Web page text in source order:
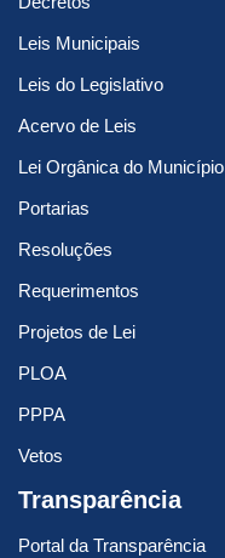
Leis Municipais
Leis do Legislativo
Acervo de Leis
Lei Orgânica do Município
Portarias
Resoluções
Requerimentos
Projetos de Lei
PLOA
PPPA
Vetos
Transparência
Portal da Transparência